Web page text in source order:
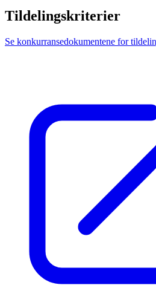
Tildelingskriterier
Se konkurransedokumentene for